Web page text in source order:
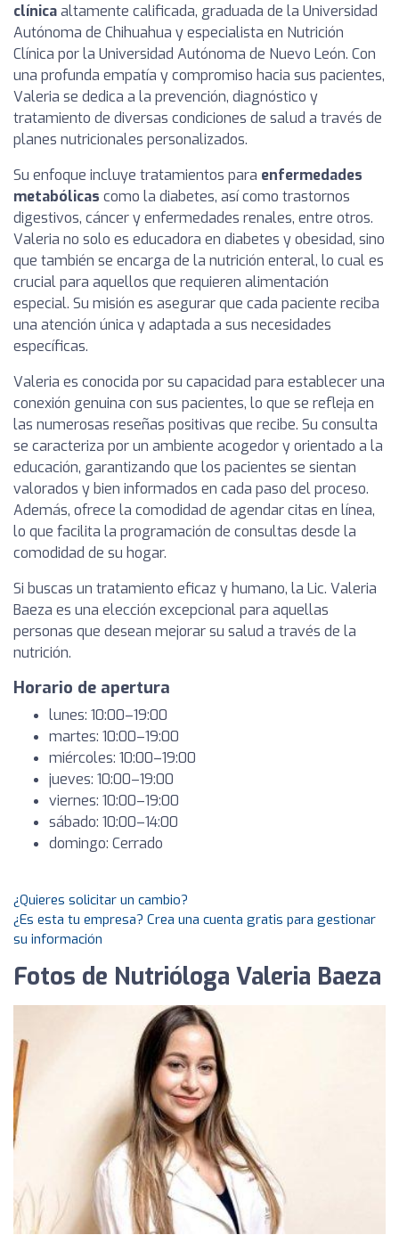
clínicaaltamente calificada, graduada de la Universidad
Autónoma de Chihuahua y especialista en Nutrición
Clínica por la Universidad Autónoma de Nuevo León. Con
una profunda empatía y compromiso hacia sus pacientes,
Valeria se dedica a la prevención, diagnóstico y
tratamiento de diversas condiciones de salud a través de
planes nutricionales personalizados.
Su enfoque incluye tratamientos para enfermedades
metabólicas como la diabetes, así como trastornos
digestivos, cáncer y enfermedades renales, entre otros.
Valeria no solo es educadora en diabetes y obesidad, sino
que también se encarga de la nutrición enteral, lo cual es
crucial para aquellos que requieren alimentación
especial. Su misión es asegurar que cada paciente reciba
una atención única y adaptada a sus necesidades
específicas.
Valeria es conocida por su capacidad para establecer una
conexión genuina con sus pacientes, lo que se refleja en
las numerosas reseñas positivas que recibe. Su consulta
se caracteriza por un ambiente acogedor y orientado a la
educación, garantizando que los pacientes se sientan
valorados y bien informados en cada paso del proceso.
Además, ofrece la comodidad de agendar citas en línea,
lo que facilita la programación de consultas desde la
comodidad de su hogar.
Si buscas un tratamiento eficaz y humano, la Lic. Valeria
Baeza es una elección excepcional para aquellas
personas que desean mejorar su salud a través de la
nutrición.
Horario de apertura
lunes: 10:00–19:00
martes: 10:00–19:00
miércoles: 10:00–19:00
jueves: 10:00–19:00
viernes: 10:00–19:00
sábado: 10:00–14:00
domingo: Cerrado
¿Quieres solicitar un cambio?
¿Es esta tu empresa? Crea una cuenta gratis para gestionar
su información
Fotos de Nutrióloga Valeria Baeza